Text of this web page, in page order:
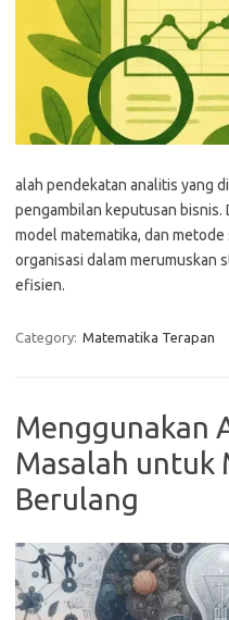
alah pendekatan analitis yang
pengambilan keputusan bisnis.
model matematika, dan
organisasi dalam merumuskan
efisien.
Category: Matematika Terapan
Menggunakan
Masalah untuk
Berulang